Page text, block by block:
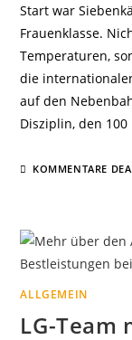
Start war
Frauenklasse.
Temperaturen,
die
auf den
Disziplin, den
KOMMENTARE
ALLGEMEIN
LG-Team